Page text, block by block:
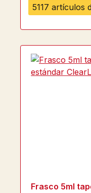
5117 artículos
Frasco 5ml